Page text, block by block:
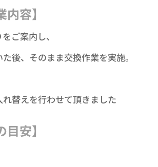
内容】
ご案内し、
後、そのまま交換作業を実施。
替えを行わせて頂きました
目安】